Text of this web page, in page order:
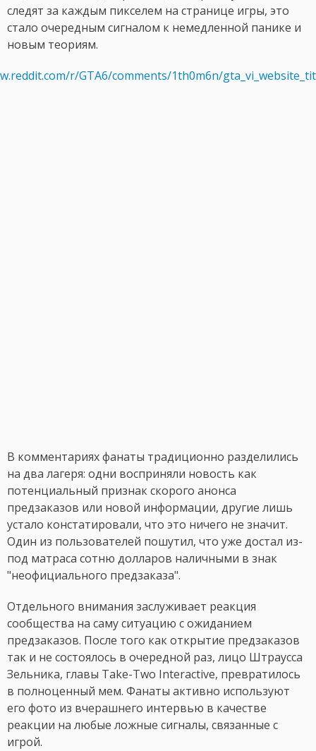
следят за каждым пикселем на странице игры, это
стало очередным сигналом к немедленной панике и
новым теориям.
r/GTA6/comments/1th0m6n/
В комментариях фанаты традиционно разделились
на два лагеря: одни восприняли новость как
потенциальный признак скорого анонса
предзаказов или новой информации, другие лишь
устало констатировали, что это ничего не значит.
Один из пользователей пошутил, что уже достал из-
под матраса сотню долларов наличными в знак
"неофициального предзаказа".
Отдельного внимания заслуживает реакция
сообщества на саму ситуацию с ожиданием
предзаказов. После того как открытие предзаказов
так и не состоялось в очередной раз, лицо Штраусса
Зельника, главы Take-Two Interactive, превратилось
в полноценный мем. Фанаты активно используют
его фото из вчерашнего интервью в качестве
реакции на любые ложные сигналы, связанные с
игрой.